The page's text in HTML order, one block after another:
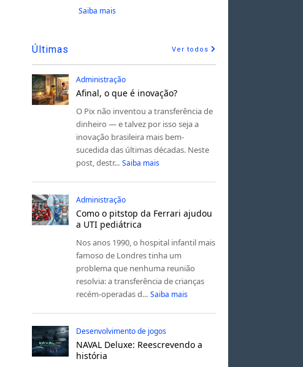
Saiba mais
Últimas Ver todos
Administração
Afinal, o que é inovação?
O Pix não inventou a transferência de
dinheiro — e talvez por isso seja a
inovação brasileira mais bem-
sucedida das últimas décadas. Neste
post, destr... Saiba mais
Administração
Como o pitstop da Ferrari ajudou
a UTI pediátrica
Nos anos 1990, o hospital infantil mais
famoso de Londres tinha um
problema que nenhuma reunião
resolvia: a transferência de crianças
recém-operadas d... Saiba mais
Desenvolvimento de jogos
NAVAL Deluxe: Reescrevendo a
história